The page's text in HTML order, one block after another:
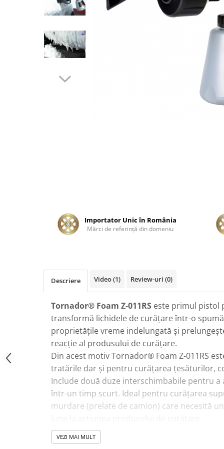
Tratament Plastice
Maşini de Polishat
Paste Polish
Recondiţionare Piele
Microfibre
Mănuşi Spălare
Prosoape Uscare
Lavete Microfibră
Accesorii Detailing Auto
Pulverizatoare
Importator Unic în România
Mărci de referinţă din domeniu
Descriere Video(1) Review-uri (0)
Tornador® Foam Z-011RS este primul pistol
transformă lichidele de curățare într-o
proprietățile vreme indelungată și
reacție al produsului de curățare.
Din acest motiv Tornador® Foam Z-011RS
tratările dar și pentru curățarea țesăturilor,
Include două duze interschimbabile pentru
într-un timp scurt. Ideal pentru curățarea
murdare (prelate de camion) care necesită
Tehnologia nou dezvoltată pentru Tornador®
VEZI MAI MULT